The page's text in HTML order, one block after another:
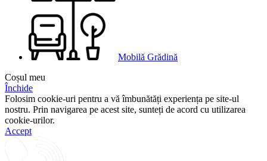
Mobilă Grădină
Coșul meu
Închide
Folosim cookie-uri pentru a vă îmbunătăți experiența pe site-ul
nostru. Prin navigarea pe acest site, sunteți de acord cu utilizarea
cookie-urilor.
Accept